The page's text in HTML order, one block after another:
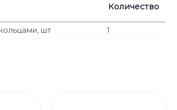
Количество
шт 1